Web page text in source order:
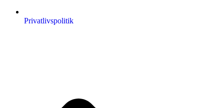
Privatlivspolitik